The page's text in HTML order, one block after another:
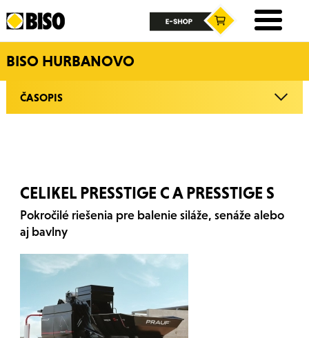
BISO HURBANOVO
ČASOPIS
CELIKEL PRESSTIGE C A PRESSTIGE S
Pokročilé riešenia pre balenie siláže, senáže alebo
aj bavlny